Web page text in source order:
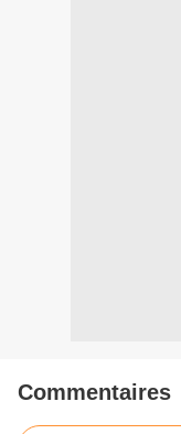
Commentaires